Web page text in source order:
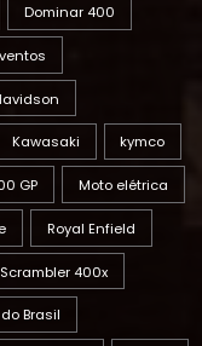
Kawasaki
GP Moto elétrica
Royal Enfield
Scrambler 400x
Brasil
Brasil suzuki